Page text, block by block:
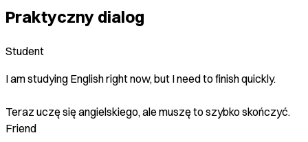
Praktyczny dialog
Student
I am studying English right now, but I need to finish quickly.
Teraz uczę się angielskiego, ale muszę to szybko skończyć.
Friend